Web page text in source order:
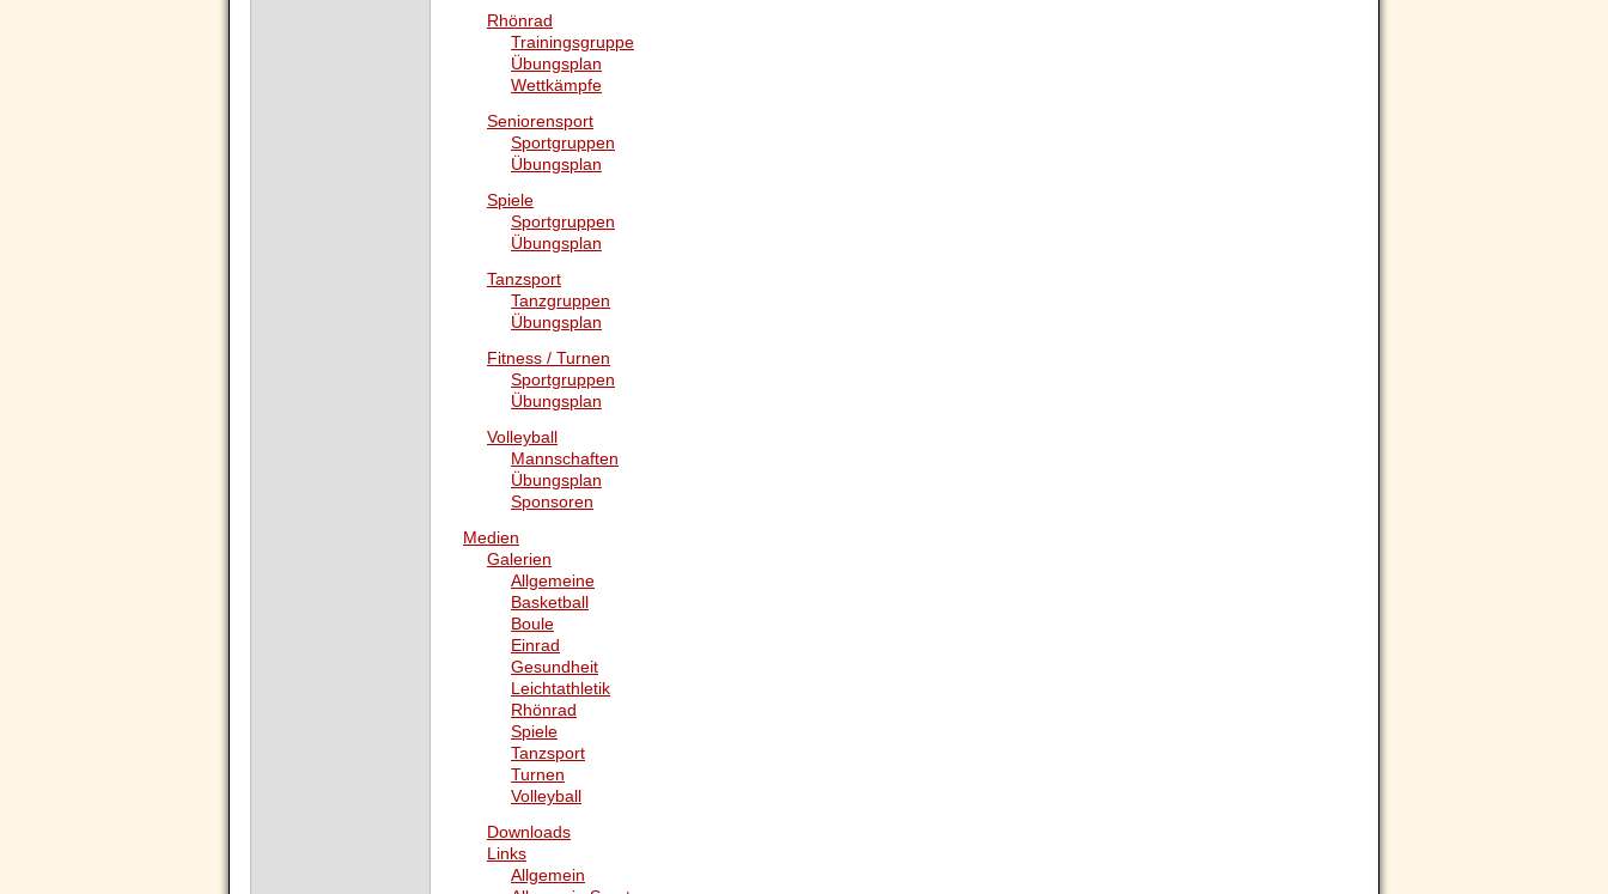
Rhönrad
Trainingsgruppe
Übungsplan
Wettkämpfe
Seniorensport
Sportgruppen
Übungsplan
Spiele
Sportgruppen
Übungsplan
Tanzsport
Tanzgruppen
Übungsplan
Fitness / Turnen
Sportgruppen
Übungsplan
Volleyball
Mannschaften
Übungsplan
Sponsoren
Medien
Galerien
Allgemeine
Basketball
Boule
Einrad
Gesundheit
Leichtathletik
Rhönrad
Spiele
Tanzsport
Turnen
Volleyball
Downloads
Links
Allgemein